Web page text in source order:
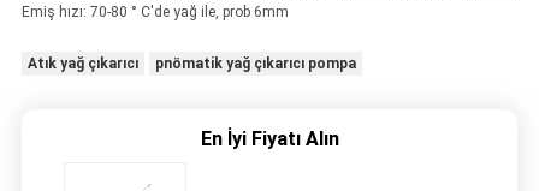
Emiş hızı: 70-80 ° C'de yağ ile, prob 6mm
Atık yağ çıkarıcı pnömatik yağ çıkarıcı pompa
En İyi Fiyatı Alın